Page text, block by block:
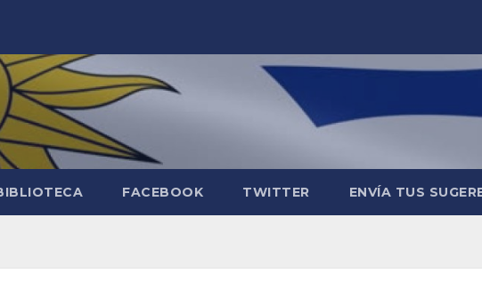
FACEBOOK TWITTER ENVÍA TUS